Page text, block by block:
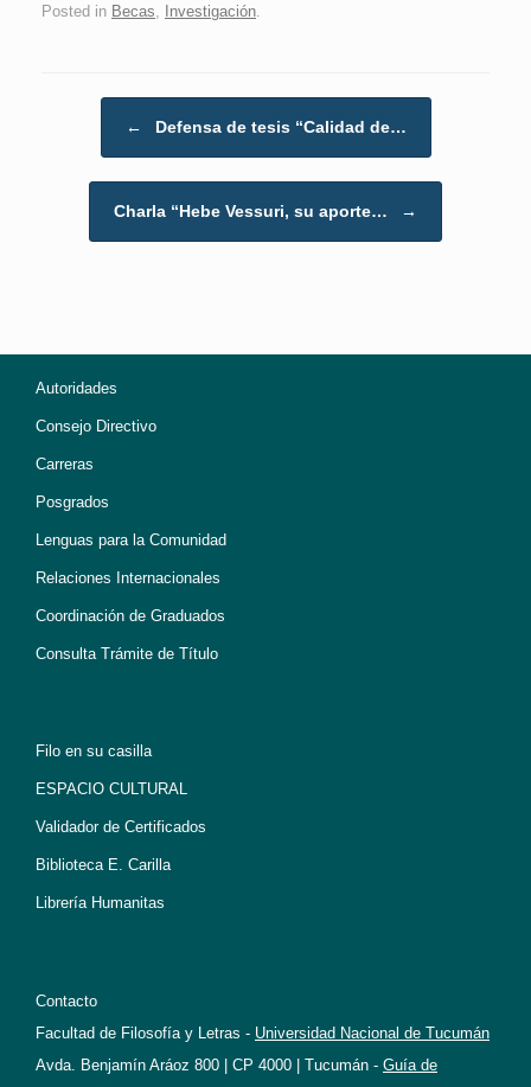
Posted in Becas Investigación
← Defensa de tesis “Calidad de…
Charla “Hebe Vessuri, su aporte… →
Autoridades
Consejo Directivo
Carreras
Posgrados
Lenguas para la Comunidad
Relaciones Internacionales
Coordinación de Graduados
Consulta Trámite de Título
Filo en su casilla
ESPACIO CULTURAL
Validador de Certificados
Biblioteca E. Carilla
Librería Humanitas
Contacto
Facultad de Filosofía y Letras - Universidad Nacional de Tucumán
Avda. Benjamín Aráoz 800 | CP 4000 | Tucumán - Guía de